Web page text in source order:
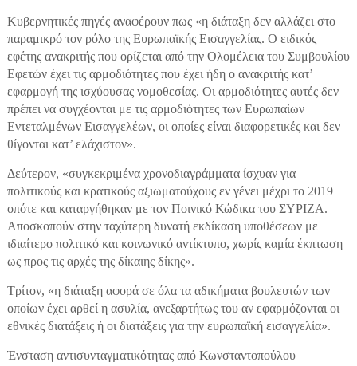
Κυβερνητικές πηγές αναφέρουν πως «η διάταξη δεν αλλάζει στο
παραμικρό τον ρόλο της Ευρωπαϊκής Εισαγγελίας. Ο ειδικός
εφέτης ανακριτής που ορίζεται από την Ολομέλεια του Συμβουλίου
Εφετών έχει τις αρμοδιότητες που έχει ήδη ο ανακριτής κατ’
εφαρμογή της ισχύουσας νομοθεσίας. Οι αρμοδιότητες αυτές δεν
πρέπει να συγχέονται με τις αρμοδιότητες των Ευρωπαίων
Εντεταλμένων Εισαγγελέων, οι οποίες είναι διαφορετικές και δεν
θίγονται κατ’ ελάχιστον».
Δεύτερον, «συγκεκριμένα χρονοδιαγράμματα ίσχυαν για
πολιτικούς και κρατικούς αξιωματούχους εν γένει μέχρι το 2019
οπότε και καταργήθηκαν με τον Ποινικό Κώδικα του ΣΥΡΙΖΑ.
Αποσκοπούν στην ταχύτερη δυνατή εκδίκαση υποθέσεων με
ιδιαίτερο πολιτικό και κοινωνικό αντίκτυπο, χωρίς καμία έκπτωση
ως προς τις αρχές της δίκαιης δίκης».
Τρίτον, «η διάταξη αφορά σε όλα τα αδικήματα βουλευτών των
οποίων έχει αρθεί η ασυλία, ανεξαρτήτως του αν εφαρμόζονται οι
εθνικές διατάξεις ή οι διατάξεις για την ευρωπαϊκή εισαγγελία».
Ένσταση αντισυνταγματικότητας από Κωνσταντοπούλου